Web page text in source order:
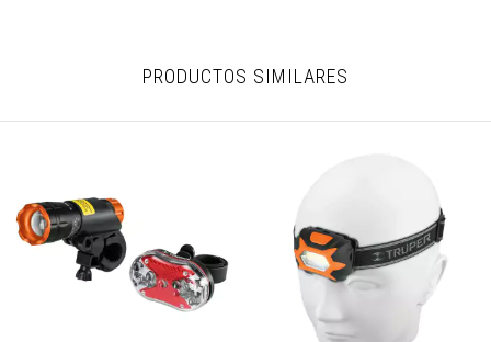
PRODUCTOS SIMILARES